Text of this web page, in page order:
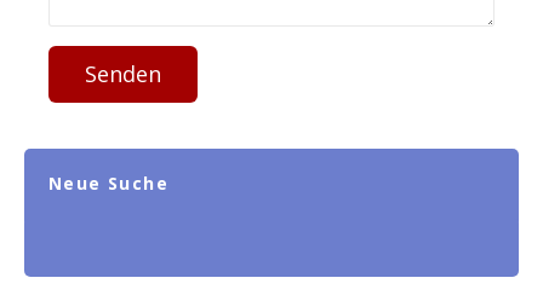
Senden
Neue Suche